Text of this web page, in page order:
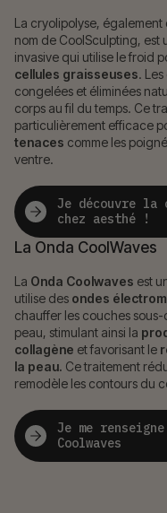
La cryolipolyse, également
nom de CoolSculpting, est
invasive qui utilise le froid
cellules graisseuses.
congelées et éliminées
corps au fil du temps. Ce
particulièrement efficace
tenaces comme les
ventre.
Je découvre la
chez aesthé !
La Onda CoolWaves
La Onda Coolwaves est
utilise des ondes
chauffer les couches
peau, stimulant ainsi la
collagène et favorisant le
la peau. Ce traitement
remodèle les contours du
Je me
Coolwaves